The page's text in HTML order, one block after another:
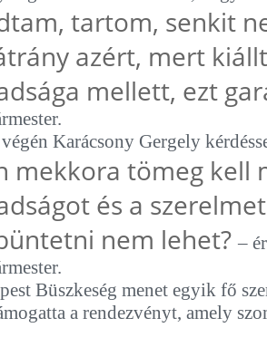
tartom, senkit
azért, mert
mellett, ezt
Karácsony Gergely
mekkora tömeg kell
és a
nem lehet?–
Büszkeség menet egyik fő
a rendezvényt, amely